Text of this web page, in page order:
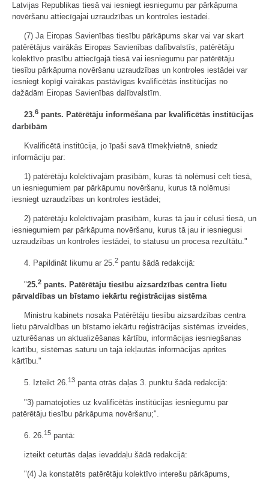
Latvijas Republikas tiesā vai iesniegt iesniegumu par pārkāpuma
novēršanu attiecīgajai uzraudzības un kontroles iestādei.
(7) Ja Eiropas Savienības tiesību pārkāpums skar vai var skart
patērētājus vairākās Eiropas Savienības dalībvalstīs, patērētāju
kolektīvo prasību attiecīgajā tiesā vai iesniegumu par patērētāju
tiesību pārkāpuma novēršanu uzraudzības un kontroles iestādei var
iesniegt kopīgi vairākas pastāvīgas kvalificētās institūcijas no
dažādām Eiropas Savienības dalībvalstīm.
23.6 pants. Patērētāju informēšana par kvalificētās institūcijas
darbībām
Kvalificētā institūcija, jo īpaši savā tīmekļvietnē, sniedz
informāciju par:
1) patērētāju kolektīvajām prasībām, kuras tā nolēmusi celt tiesā,
un iesniegumiem par pārkāpumu novēršanu, kurus tā nolēmusi
iesniegt uzraudzības un kontroles iestādei;
2) patērētāju kolektīvajām prasībām, kuras tā jau ir cēlusi tiesā, un
iesniegumiem par pārkāpuma novēršanu, kurus tā jau ir iesniegusi
uzraudzības un kontroles iestādei, to statusu un procesa rezultātu."
4. Papildināt likumu ar 25. 2 pantu šādā redakcijā:
"25.2 pants. Patērētāju tiesību aizsardzības centra lietu
pārvaldības un bīstamo iekārtu reģistrācijas sistēma
Ministru kabinets nosaka Patērētāju tiesību aizsardzības centra
lietu pārvaldības un bīstamo iekārtu reģistrācijas sistēmas izveides,
uzturēšanas un aktualizēšanas kārtību, informācijas iesniegšanas
kārtību, sistēmas saturu un tajā iekļautās informācijas aprites
kārtību."
5. Izteikt 26.13 panta otrās daļas 3. punktu šādā redakcijā:
"3) pamatojoties uz kvalificētās institūcijas iesniegumu par
patērētāju tiesību pārkāpuma novēršanu;".
6. 26. 15 pantā:
izteikt ceturtās daļas ievaddaļu šādā redakcijā:
"(4) Ja konstatēts patērētāju kolektīvo interešu pārkāpums,